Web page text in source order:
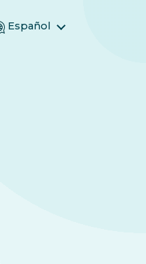
Español